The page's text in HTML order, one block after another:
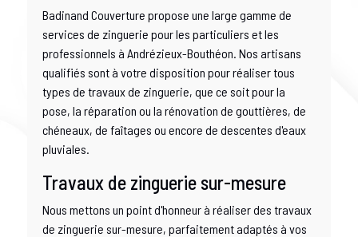
Badinand Couverture propose une large gamme de
services de zinguerie pour les particuliers et les
professionnels à Andrézieux-Bouthéon. Nos artisans
qualifiés sont à votre disposition pour réaliser tous
types de travaux de zinguerie, que ce soit pour la
pose, la réparation ou la rénovation de gouttières, de
chéneaux, de faîtages ou encore de descentes d'eaux
pluviales.
Travaux de zinguerie sur-mesure
Nous mettons un point d'honneur à réaliser des travaux
de zinguerie sur-mesure, parfaitement adaptés à vos